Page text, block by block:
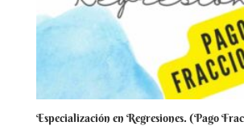
Especialización en Regresiones. (Pago